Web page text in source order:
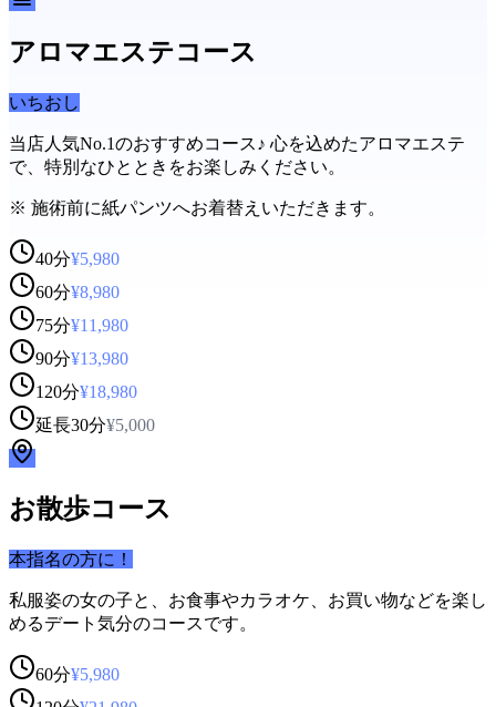
アロマエステコース
いちおし
当店人気No.1のおすすめコース♪ 心を込めたアロマエステ
で、特別なひとときをお楽しみください。
※ 施術前に紙パンツへお着替えいただきます。
40分¥5,980
60分¥8,980
75分¥11,980
90分¥13,980
120分¥18,980
延長30分¥5,000
お散歩コース
本指名の方に！
私服姿の女の子と、お食事やカラオケ、お買い物などを楽し
めるデート気分のコースです。
60分¥5,980